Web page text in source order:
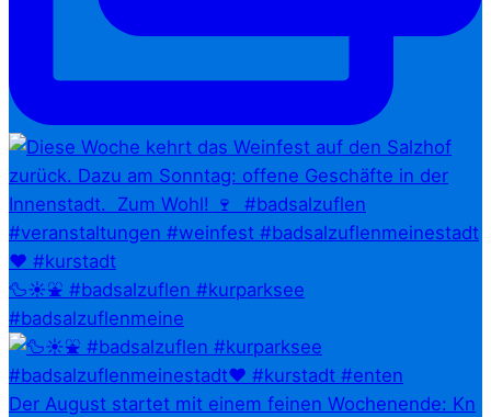
🦆☀️⛲ #badsalzuflen #kurparksee
#badsalzuflenmeine
Der August startet mit einem feinen Wochenende: Kn